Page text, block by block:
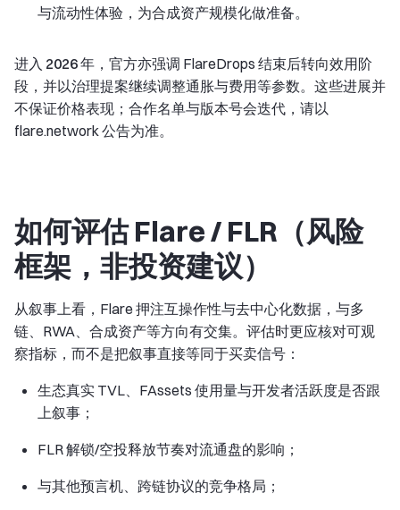
与流动性体验，为合成资产规模化做准备。
进入 2026 年 ，官方亦强调 FlareDrops 结束后转向效用阶
段，并以治理提案继续调整通胀与费用等参数。这些进展并
不保证价格表现；合作名单与版本号会迭代，请以
flare.network 公告为准。
如何评估 Flare / FLR（风险
框架，非投资建议）
从叙事上看，Flare 押注互操作性与去中心化数据，与多
链、RWA、合成资产等方向有交集。评估时更应核对可观
察指标，而不是把叙事直接等同于买卖信号：
生态真实 TVL、FAssets 使用量与开发者活跃度是否跟
上叙事；
FLR 解锁/空投释放节奏对流通盘的影响；
与其他预言机、跨链协议的竞争格局；